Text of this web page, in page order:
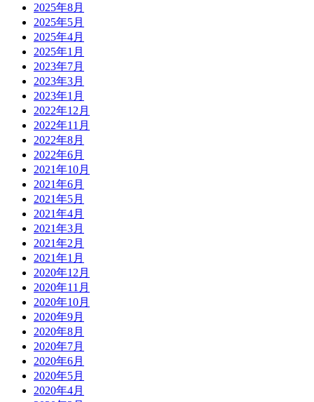
2025年8月
2025年5月
2025年4月
2025年1月
2023年7月
2023年3月
2023年1月
2022年12月
2022年11月
2022年8月
2022年6月
2021年10月
2021年6月
2021年5月
2021年4月
2021年3月
2021年2月
2021年1月
2020年12月
2020年11月
2020年10月
2020年9月
2020年8月
2020年7月
2020年6月
2020年5月
2020年4月